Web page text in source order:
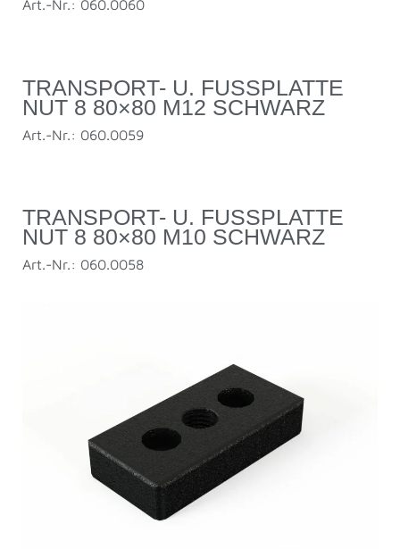
Art.-Nr.: 060.0060
TRANSPORT- U. FUSSPLATTE N
UT 8 80×80 M12 SCHWARZ
Art.-Nr.: 060.0059
TRANSPORT- U. FUSSPLATTE N
UT 8 80×80 M10 SCHWARZ
Art.-Nr.: 060.0058